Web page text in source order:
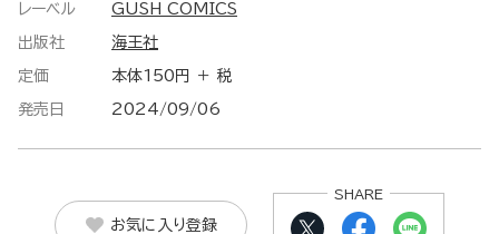
レーベル GUSH COMICS
出版社 海王社
定価 本体150円 ＋ 税
発売日 2024/09/06
お気に入り登録
SHARE